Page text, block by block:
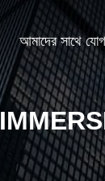
আমাদের সাথে